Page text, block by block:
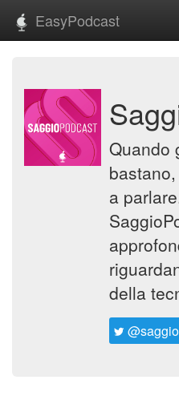
EasyPodcast
Quando
a
della